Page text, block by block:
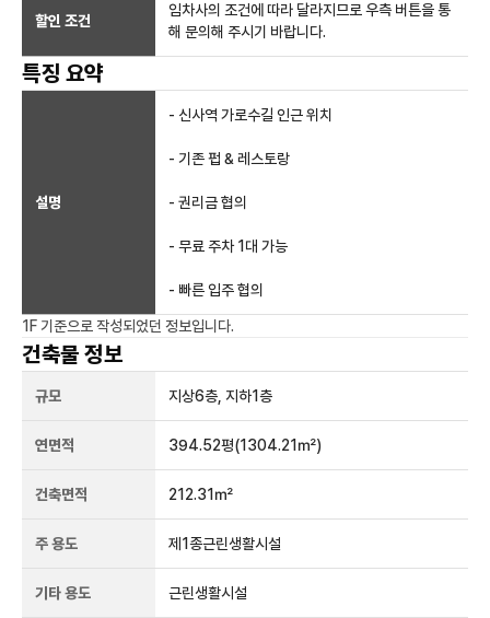
할인 조건
임차사의 조건에 따라 달라지므로 우측 버튼을 통
해 문의해 주시기 바랍니다.
특징 요약
설명
- 신사역 가로수길 인근 위치
- 기존 펍 & 레스토랑
- 권리금 협의
- 무료 주차 1대 가능
- 빠른 입주 협의
1F 기준으로 작성되었던 정보입니다.
건축물 정보
규모 지상6층, 지하1층
연면적 394.52평(1304.21㎡)
건축면적 212.31㎡
주 용도 제1종근린생활시설
기타 용도 근린생활시설